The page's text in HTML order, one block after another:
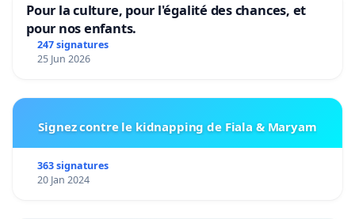
Pour la culture, pour l'égalité des chances, et
pour nos enfants.
247 signatures
25 Jun 2026
Signez contre le kidnapping de Fiala & Maryam
363 signatures
20 Jan 2024